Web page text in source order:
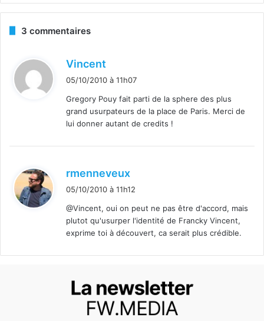
3 commentaires
Vincent
:
05/10/2010 à 11h07
Gregory Pouy fait parti de la sphere des plus
grand usurpateurs de la place de Paris. Merci de
lui donner autant de credits !
rmenneveux
05/10/2010 à 11h12
@Vincent, oui on peut ne pas être d'accord, mais
plutot qu'usurper l'identité de Francky Vincent,
exprime toi à découvert, ca serait plus crédible.